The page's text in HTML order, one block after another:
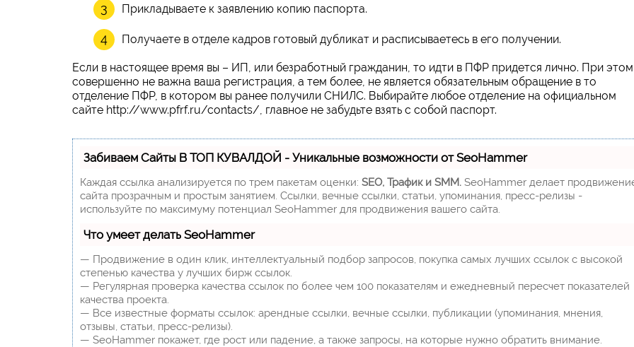
Прикладываете к заявлению копию паспорта.
Получаете в отделе кадров готовый дубликат и расписываетесь в его получении.
Если в настоящее время вы – ИП, или безработный гражданин, то идти в ПФР придется лично. При этом
совершенно не важна ваша регистрация, а тем более, не является обязательным обращение в то
отделение ПФР, в котором вы ранее получили СНИЛС. Выбирайте любое отделение на официальном
сайте http://www.pfrf.ru/contacts/, главное не забудьте взять с собой паспорт.
Забиваем Сайты В ТОП КУВАЛДОЙ - Уникальные возможности от SeoHammer
Каждая ссылка анализируется по трем пакетам оценки: SEO, Трафик и SMM. SeoHammer делает
сайта прозрачным и простым занятием. Ссылки, вечные ссылки, статьи, упоминания, пресс-релизы -
используйте по максимуму потенциал SeoHammer для продвижения вашего сайта.
Что умеет делать SeoHammer
— Продвижение в один клик, интеллектуальный подбор запросов, покупка самых лучших ссылок с высокой
степенью качества у лучших бирж ссылок.
— Регулярная проверка качества ссылок по более чем 100 показателям и ежедневный пересчет показателей
качества проекта.
— Все известные форматы ссылок: арендные ссылки, вечные ссылки, публикации (упоминания, мнения,
отзывы, статьи, пресс-релизы).
— SeoHammer покажет, где рост или падение, а также запросы, на которые нужно обратить внимание.